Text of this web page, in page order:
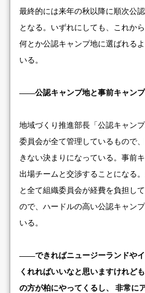
最終的には来年の秋以降に順次公
となる。いずれにしても、これか
何とか公認キャンプ地に選ばれる
いる。
――公認キャンプ地と事前キャンプ
地域づくり推進部長「公認キャン
委員会が全て管理しているもので
きない決まりになっている。事前
出場チームと交渉することになる
と全て組織委員会が経費を負担し
ので、ハードルの高い公認キャン
いる。
――できればニュージーランドや
くれればいいなと思いますけれど
の方が柏にやってくるし、 非常に